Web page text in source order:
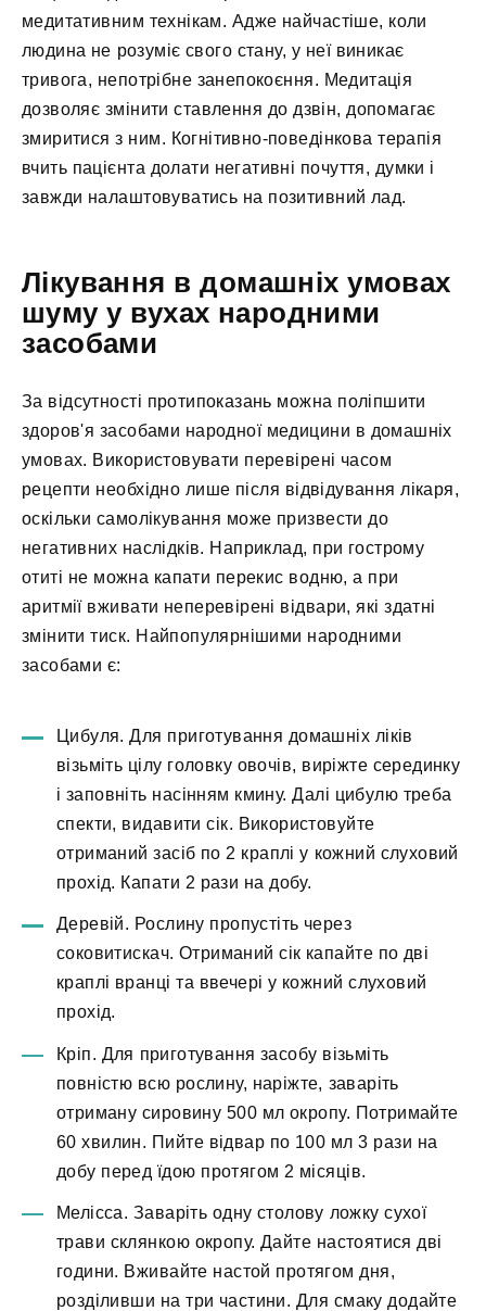
медитативним технікам. Адже найчастіше, коли
людина не розуміє свого стану, у неї виникає
тривога, непотрібне занепокоєння. Медитація
дозволяє змінити ставлення до дзвін, допомагає
змиритися з ним. Когнітивно-поведінкова терапія
вчить пацієнта долати негативні почуття, думки і
завжди налаштовуватись на позитивний лад.
Лікування в домашніх умовах
шуму у вухах народними
засобами
За відсутності протипоказань можна поліпшити
здоров'я засобами народної медицини в домашніх
умовах. Використовувати перевірені часом
рецепти необхідно лише після відвідування лікаря,
оскільки самолікування може призвести до
негативних наслідків. Наприклад, при гострому
отиті не можна капати перекис водню, а при
аритмії вживати неперевірені відвари, які здатні
змінити тиск. Найпопулярнішими народними
засобами є:
Цибуля. Для приготування домашніх ліків
візьміть цілу головку овочів, виріжте серединку
і заповніть насінням кмину. Далі цибулю треба
спекти, видавити сік. Використовуйте
отриманий засіб по 2 краплі у кожний слуховий
прохід. Капати 2 рази на добу.
Деревій. Рослину пропустіть через
соковитискач. Отриманий сік капайте по дві
краплі вранці та ввечері у кожний слуховий
прохід.
Кріп. Для приготування засобу візьміть
повністю всю рослину, наріжте, заваріть
отриману сировину 500 мл окропу. Потримайте
60 хвилин. Пийте відвар по 100 мл 3 рази на
добу перед їдою протягом 2 місяців.
Мелісса. Заваріть одну столову ложку сухої
трави склянкою окропу. Дайте настоятися дві
години. Вживайте настой протягом дня,
розділивши на три частини. Для смаку додайте